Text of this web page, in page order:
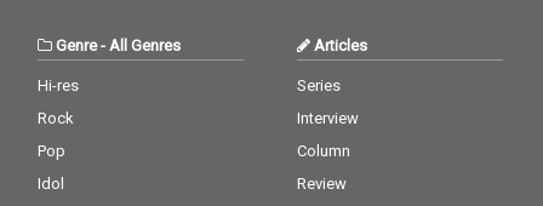
Genre-All Genres
Hi-res
Rock
Pop
Idol
Articles
Series
Interview
Column
Review